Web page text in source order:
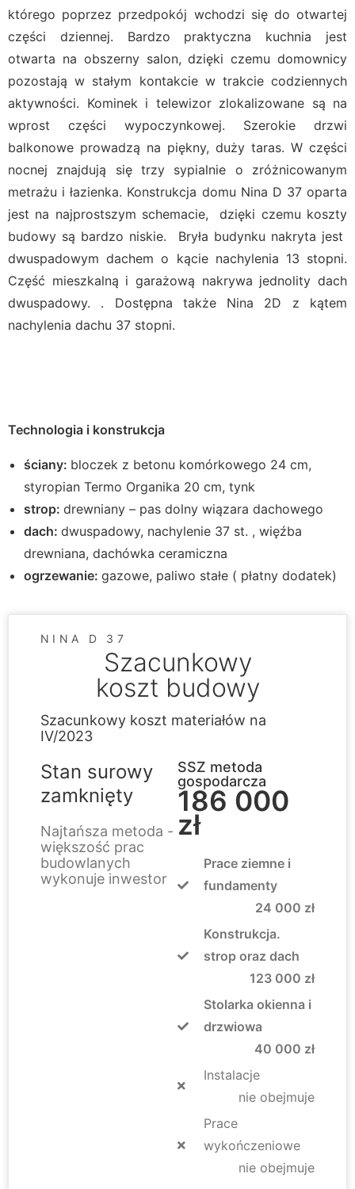
którego poprzez przedpokój wchodzi się do otwartej
części dziennej. Bardzo praktyczna kuchnia jest
otwarta na obszerny salon, dzięki czemu domownicy
pozostają w stałym kontakcie w trakcie codziennych
aktywności. Kominek i telewizor zlokalizowane są na
wprost części wypoczynkowej. Szerokie drzwi
balkonowe prowadzą na piękny, duży taras. W części
nocnej znajdują się trzy sypialnie o zróżnicowanym
metrażu i łazienka. Konstrukcja domu Nina D 37 oparta
jest na najprostszym schemacie, dzięki czemu koszty
budowy są bardzo niskie. Bryła budynku nakryta jest
dwuspadowym dachem o kącie nachylenia 13 stopni.
Część mieszkalną i garażową nakrywa jednolity dach
dwuspadowy. . Dostępna także Nina 2D z kątem
nachylenia dachu 37 stopni.
Technologia i konstrukcja
ściany: bloczek z betonu komórkowego 24 cm,
styropian Termo Organika 20 cm, tynk
strop: drewniany – pas dolny wiązara dachowego
dach: dwuspadowy, nachylenie 37 st. , więźba
drewniana, dachówka ceramiczna
ogrzewanie: gazowe, paliwo stałe ( płatny dodatek)
NINA D 37
Szacunkowy
koszt budowy
Szacunkowy koszt materiałów na
IV/2023
Stan surowy
zamknięty
Najtańsza metoda -
większość prac
budowlanych
wykonuje inwestor
SSZ metoda
gospodarcza
186 000
zł
Prace ziemne i
fundamenty
24 000 zł
Konstrukcja.
strop oraz dach
123 000 zł
Stolarka okienna i
drzwiowa
40 000 zł
Instalacje
nie obejmuje
Prace
wykończeniowe
nie obejmuje